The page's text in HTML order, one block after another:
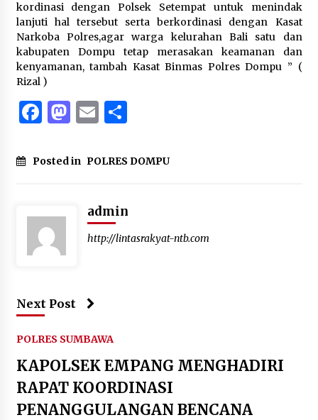
kordinasi dengan Polsek Setempat untuk menindak
lanjuti hal tersebut serta berkordinasi dengan Kasat
Narkoba Polres,agar warga kelurahan Bali satu dan
kabupaten Dompu tetap merasakan keamanan dan
kenyamanan, tambah Kasat Binmas Polres Dompu ” (
Rizal )
Facebook
Mastodon
EmailShare
Posted in POLRES DOMPU
admin
http://lintasrakyat-ntb.com
Next Post
POLRES SUMBAWA
KAPOLSEK EMPANG MENGHADIRI
RAPAT KOORDINASI
PENANGGULANGAN BENCANA